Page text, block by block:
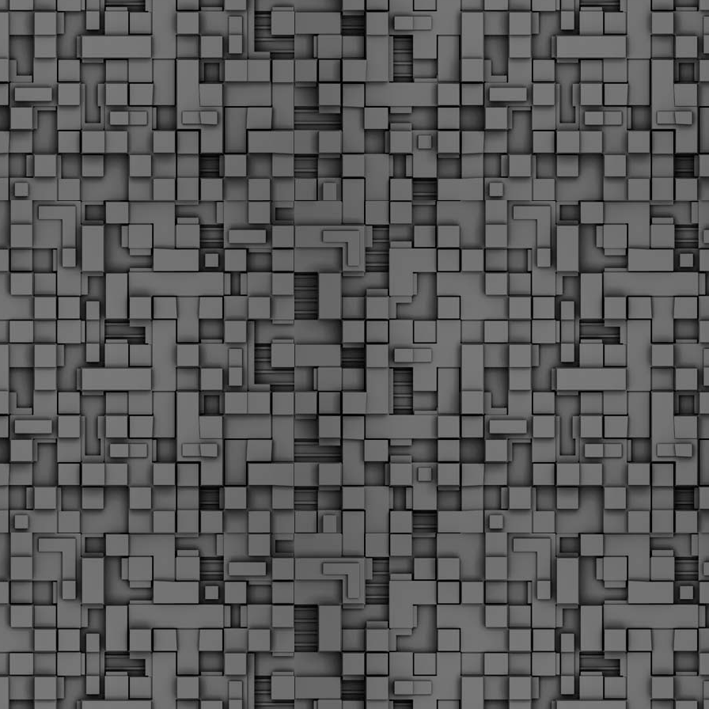
Μεγάλες μέρες ζει ο "οργανισμός" της Δημοτικής Αστυνομίας!
Να θυμίσουμε ότι κανονικές προσλήψεις στην Δημοτική
Αστυνομία έχουν να γίνουν από το 2010. Δεκαέξι ολόκληρα
χρόνια! Και βέβαια, ακόμη και με αυτές τις προσλήψεις, δεν
φτάνουμε ούτε τα 2/3 των Δημοτικών Αστυνομικών που
υπηρετούσαν το 2013 προ της κατάργησης της υπηρεσίας με
απόφαση του σημερινού πρωθυπουργού Κυριάκου Μητσοτάκη. Ας
είναι...
2
Δημοτική Αστυνομία Θεσσαλονίκης: Διμηνιαίος
απολογισμός ελέγχων τήρησης νομοθεσίας
Τον απολογισμό των δράσεων ελέγχου για τα ζώα συντροφιάς
κατά το δίμηνο Ιανουαρίου – Φεβρουαρίου 2026 παρουσιάζει η
Δημοτική Αστυνομία Θεσσαλονίκης, με στόχο την προστασία των
ζώων και την ομαλή συμβίωση στην πόλη.
FEB
18
ΣτΕ: Οριστική απόρριψη της επαναφοράς του 13ου
και 14ου μισθού για τους δημοσίους υπαλλήλους
Με την απόφαση αυτή, το ΣτΕ απορρίπτει οριστικά τις
αξιώσεις των δημοσίων υπαλλήλων για επαναφορά των
δώρων, επικυρώνοντας την τρέχουσα κατάσταση παρά τις
αντιδράσεις της ΑΔΕΔΥ
Το ΣτΕ απέρριψε οριστικά την προσφυγή της ΑΔΕΔΥ και ενός
εκπαιδευτικού για την επαναφορά των δώρων Χριστουγέννων,
Πάσχα και θερινής άδειας (13ος και 14ος μισθός) στους
εργαζόμενους του δημόσιου τομέα, κλείνοντας μια μακρά
διαμάχη δεκαετιών που αφορούσε τις μνημονιακές περικοπές.
Γνωστοποίηση έκδοσης οριστικών αποτελεσμάτων –
Παροχή οδηγιών.
► Δείτε/κατεβάστε την πολυαναμενόμενη εγκύκλιο του Υπ.
FEB
1
Με διαρροή 2 μέρες πριν την στάση εργασίας
ενημερώνει το ΣτΕ για την απόρριψη της επαναφοράς